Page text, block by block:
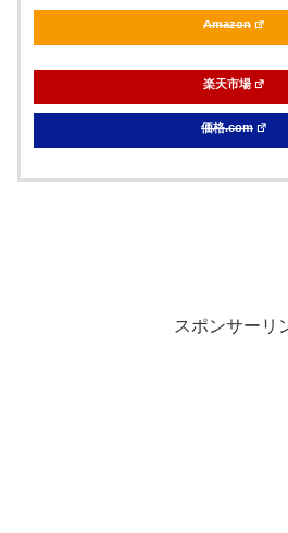
Amazon
楽天市場
価格.com
スポンサーリ